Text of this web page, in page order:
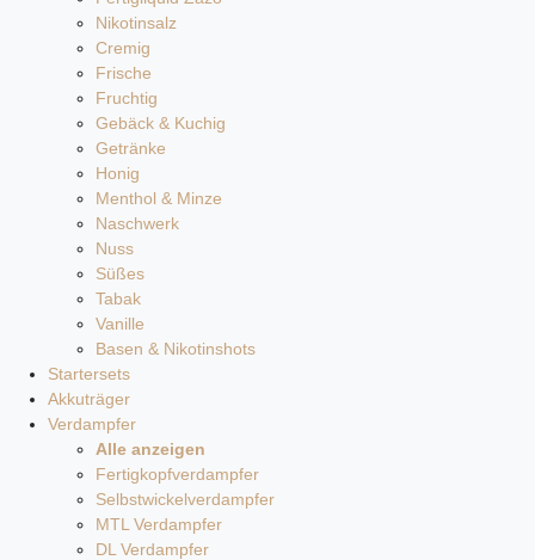
Nikotinsalz
Cremig
Frische
Fruchtig
Gebäck & Kuchig
Getränke
Honig
Menthol & Minze
Naschwerk
Nuss
Süßes
Tabak
Vanille
Basen & Nikotinshots
Startersets
Akkuträger
Verdampfer
Alle anzeigen
Fertigkopfverdampfer
Selbstwickelverdampfer
MTL Verdampfer
DL Verdampfer